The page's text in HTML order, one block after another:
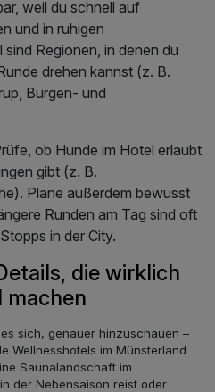
weil du schnell auf
und in ruhigen
Regionen, in denen du
drehen kannst (z. B.
Burgen‑ und
ob Hunde im Hotel erlaubt
gibt (z. B.
Plane außerdem bewusst
Runden am Tag sind oft
in der City.
die wirklich
machen
sich, genauer hinzuschauen –
Wellnesshotels im Münsterland
Saunalandschaft im
der Nebensaison reist oder